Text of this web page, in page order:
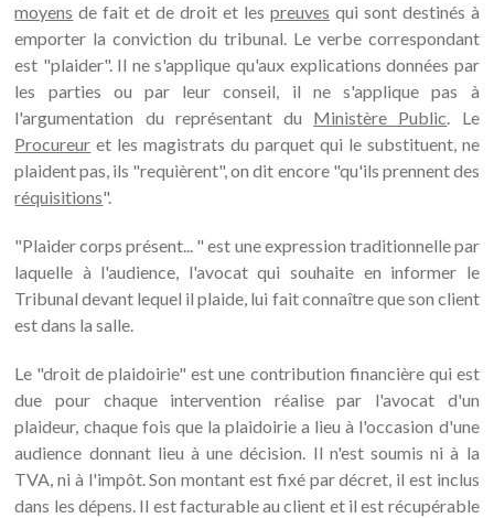
moyens de fait et de droit et les preuves qui sont destinés à
emporter la conviction du tribunal. Le verbe correspondant
est "plaider". Il ne s'applique qu'aux explications données par
les parties ou par leur conseil, il ne s'applique pas à
l'argumentation du représentant du Ministère Public. Le
Procureur et les magistrats du parquet qui le substituent, ne
plaident pas, ils "requièrent", on dit encore "qu'ils prennent des
réquisitions".
"Plaider corps présent... " est une expression traditionnelle par
laquelle à l'audience, l'avocat qui souhaite en informer le
Tribunal devant lequel il plaide, lui fait connaître que son client
est dans la salle.
Le "droit de plaidoirie" est une contribution financière qui est
due pour chaque intervention réalise par l'avocat d'un
plaideur, chaque fois que la plaidoirie a lieu à l'occasion d'une
audience donnant lieu à une décision. Il n'est soumis ni à la
TVA, ni à l'impôt. Son montant est fixé par décret, il est inclus
dans les dépens. Il est facturable au client et il est récupérable